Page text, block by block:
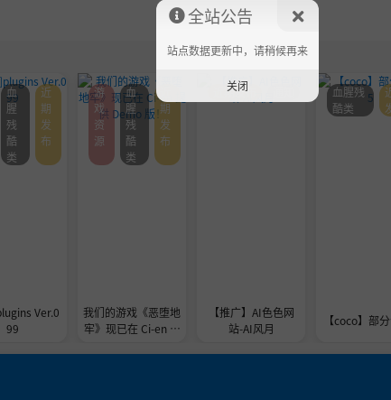
Ver.0
99
血
腥
残
酷
类
近
期
发
布
我们的游戏《恶堕地
牢》现已在 Ci-en 提
游
戏
资
源
血
腥
残
酷
类
期
发
布
【推广】AI色色网
站-AI风月
近期发布
【coco】部
血腥残
酷类
全站公告
站点数据更新中，请稍候再来
关闭